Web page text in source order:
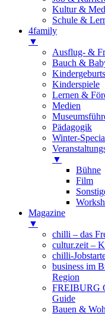
Kultur &
Schule &
4family
▼
Ausflug- &
Bauch &
Kinderspiele
Lernen &
Medien
Pädagogik
Winter-
▼
Bühne
Film
Magazine
▼
chilli – das
cultur.zeit –
chilli-
business im
Region
FREIBURG
Guide
Bauen &